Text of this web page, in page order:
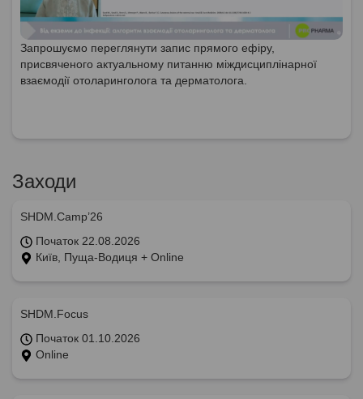
Запрошуємо переглянути запис прямого ефіру,
присвяченого актуальному питанню міждисциплінарної
взаємодії отоларинголога та дерматолога.
Заходи
SHDM.Camp’26
Початок 22.08.2026
Київ, Пуща-Водиця + Online
SHDM.Focus
Початок 01.10.2026
Online